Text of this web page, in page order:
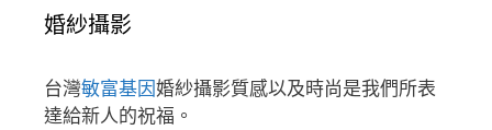
婚紗攝影
台灣敏富基因婚紗攝影質感以及時尚是我們所表
達給新人的祝福。